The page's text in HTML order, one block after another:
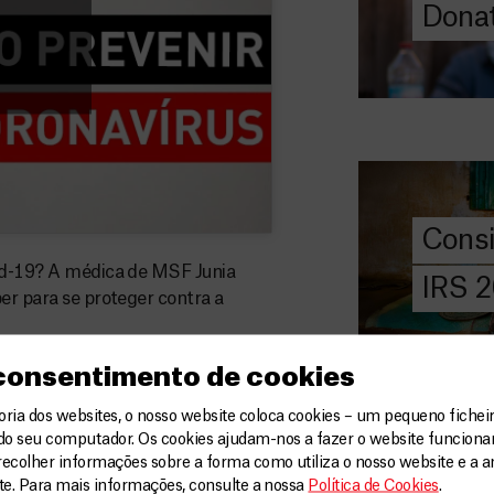
de cookies
dos websites, o nosso website coloca cookies – um pequeno
seu computador. Os cookies ajudam-nos a fazer o website
informações sobre a forma como utiliza o nosso website e a
Para mais informações, consulte a nossa Política de Cookies.
19? A médica de MSF Junia
para se proteger contra a
DOE
AGORA
IRS
Saiba tudo
IRS: o que é,
preencher, e
MSF com o
DOE
AGORA
Angarie
A MSF
donativos
chegar